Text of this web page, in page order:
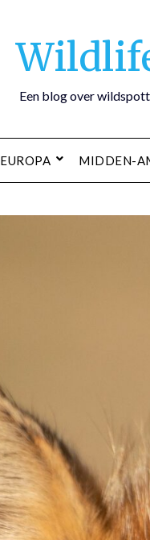
Een blog over
EUROPA MIDDEN-